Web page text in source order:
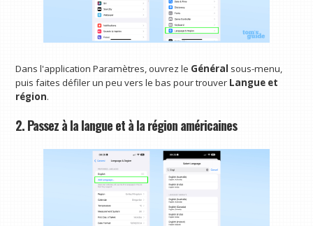
Dans l'application Paramètres, ouvrez le Général sous-menu,
puis faites défiler un peu vers le bas pour trouver Langue et
région.
2. Passez à la langue et à la région américaines